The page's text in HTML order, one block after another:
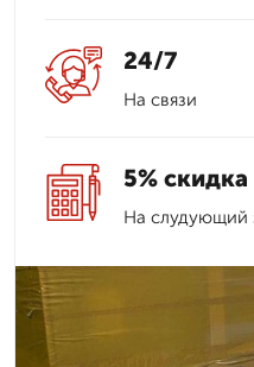
24/7
На связи
5% скидка
На слудующий